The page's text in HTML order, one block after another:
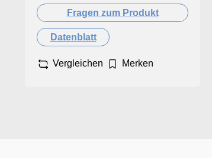
Fragen zum Produkt
Datenblatt
Vergleichen Merken